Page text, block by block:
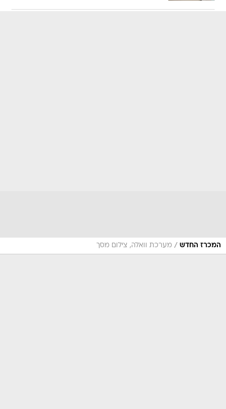
המכרז החדש / מערכת וואלה, צילום מסך